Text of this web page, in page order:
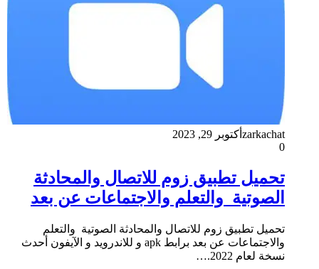
zarkachat أكتوبر 29, 2023
0
تحميل تطبيق زوم للاتصال والمحادثة
الصوتية والتعلم والاجتماعات عن بعد
تحميل تطبيق زوم للاتصال والمحادثة الصوتية والتعلم
والاجتماعات عن بعد برابط apk و للاندرويد و الآيفون أحدث
نسخة لعام 2022.…